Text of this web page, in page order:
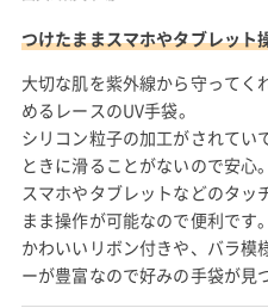
つけたままスマホやタブレット
大切な肌を紫外線から守ってく
めるレースのUV手袋。
シリコン粒子の加工がされてい
ときに滑ることがないので安心。
スマホやタブレットなどのタッ
まま操作が可能なので便利です。
かわいいリボン付きや、バラ模
ーが豊富なので好みの手袋が見